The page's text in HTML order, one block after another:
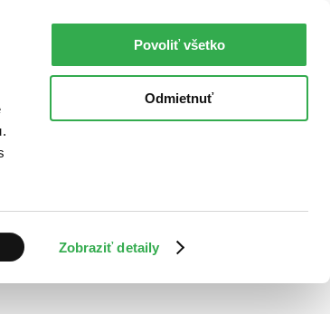
Zobraziť detaily
Povoliť všetko
Odmietnuť